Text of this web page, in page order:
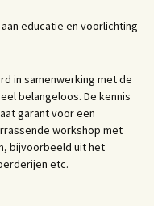
educatie en voorlichting
in samenwerking met de
belangeloos. De kennis
garant voor een
workshop met
bijvoorbeeld uit het
etc.